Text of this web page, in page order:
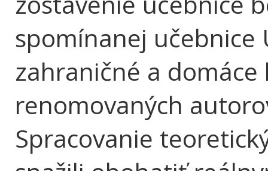
spomínanej učebnice
zahraničné a
renomovaných
Spracovanie